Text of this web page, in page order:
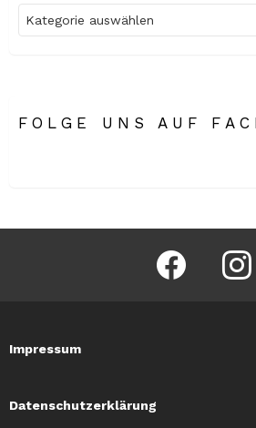
FOLGE UNS AUF
facebook
Impressum
Datenschutzerklärung